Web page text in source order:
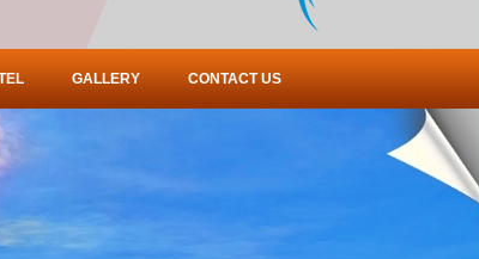
GALLERY CONTACT US